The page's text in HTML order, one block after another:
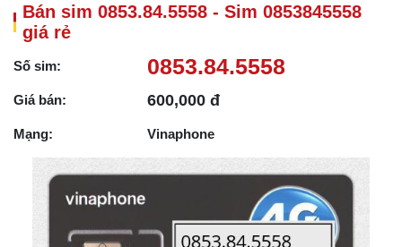
Bán sim 0853.84.5558 - Sim 0853845558
giá rẻ
Số sim: 0853.84.5558
Giá bán: 600,000 đ
Mạng: Vinaphone